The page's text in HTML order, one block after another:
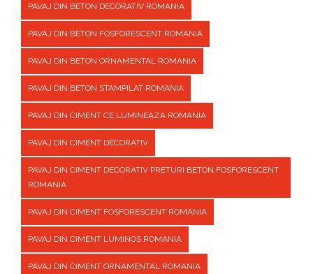
PAVAJ DIN BETON DECORATIV ROMANIA
PAVAJ DIN BETON FOSFORESCENT ROMANIA
PAVAJ DIN BETON ORNAMENTAL ROMANIA
PAVAJ DIN BETON STAMPILAT ROMANIA
PAVAJ DIN CIMENT CE LUMINEAZA ROMANIA
PAVAJ DIN CIMENT DECORATIV
PAVAJ DIN CIMENT DECORATIV PRETURI BETON FOSFORESCENT
ROMANIA
PAVAJ DIN CIMENT FOSFORESCENT ROMANIA
PAVAJ DIN CIMENT LUMINOS ROMANIA
PAVAJ DIN CIMENT ORNAMENTAL ROMANIA